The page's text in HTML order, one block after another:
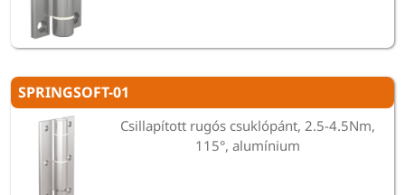
SPRINGSOFT-01
Csillapított rugós csuklópánt, 2.5-4.5Nm,
115°, alumínium